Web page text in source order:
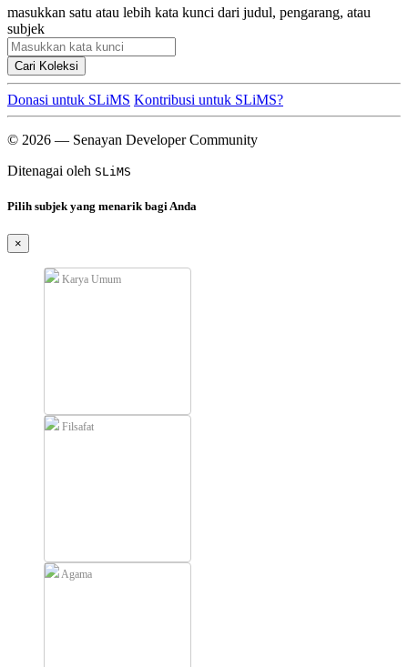
masukkan satu atau lebih kata kunci dari judul, pengarang, atau
subjek
Cari Koleksi
Donasi untuk SLiMS Kontribusi untuk SLiMS?
© 2026 — Senayan Developer Community
Ditenagai oleh SLiMS
Pilih subjek yang menarik bagi Anda
×
Karya Umum
Filsafat
Agama